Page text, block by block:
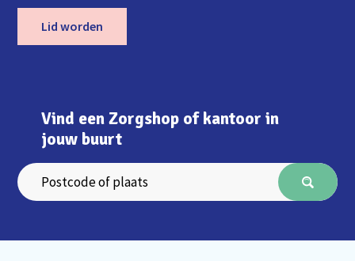
Lid worden
Vind een Zorgshop of kantoor in
jouw buurt